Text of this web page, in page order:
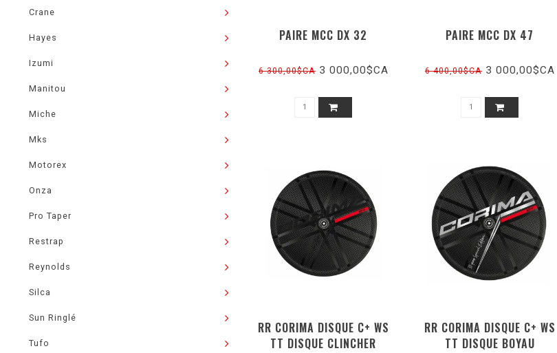
Crane
Hayes
Izumi
Manitou
Miche
Mks
Motorex
Onza
Pro Taper
Restrap
Reynolds
Silca
Sun Ringlé
Tufo
PAIRE MCC DX 32
6 300,00$CA3 000,00$CA
PAIRE MCC DX 47
6 400,00$CA3 000,00$CA
RR CORIMA DISQUE C+ WS
TT DISQUE CLINCHER
RR CORIMA DISQUE C+ WS
TT DISQUE BOYAU